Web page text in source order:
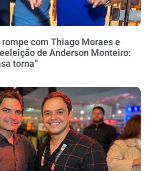
com Thiago Moraes e
de Anderson Monteiro:
torna”